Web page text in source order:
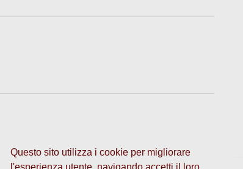
Questo sito utilizza i cookie per migliorare
l'esperienza utente, navigando accetti il loro